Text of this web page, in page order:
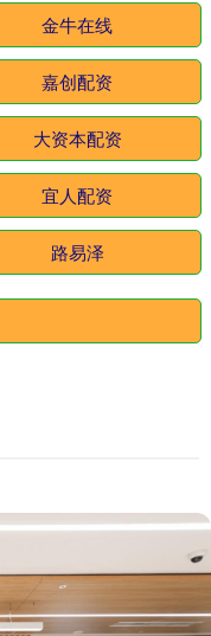
金牛在线
嘉创配资
大资本配资
宜人配资
路易泽